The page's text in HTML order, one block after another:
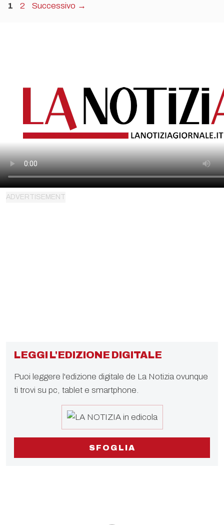
Pagina
1 Pagina
2 Successivo →
LEGGI L'EDIZIONE DIGITALE
Puoi leggere l'edizione digitale de La Notizia ovunque
ti trovi su pc, tablet e smartphone.
SFOGLIA